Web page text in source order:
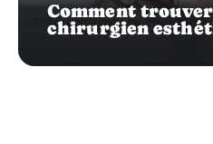
Comment
chirurgien